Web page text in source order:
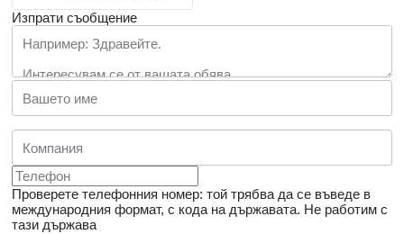
Изпрати съобщение
Проверете телефонния номер: той трябва да се въведе в
международния формат, с кода на държавата. Не работим с
тази държава